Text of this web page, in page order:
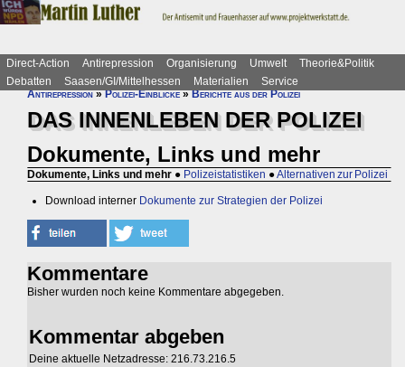
Direct-Action Antirepression Organisierung Umwelt
Theorie&Politik
Debatten
Saasen/GI/Mittelhessen Materialien
Service
Antirepression»Polizei-Einblicke»Berichte aus der Polizei
DAS INNENLEBEN DER POLIZEI
Dokumente, Links und mehr
Dokumente, Links und mehr ● Polizeistatistiken ●Alternativen zur Polizei
Download interner Dokumente zur Strategien der Polizei
Kommentare
Bisher wurden noch keine Kommentare abgegeben.
Kommentar abgeben
Deine aktuelle Netzadresse: 216.73.216.5